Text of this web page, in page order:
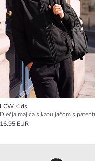
LCW Kids
16.95 EUR